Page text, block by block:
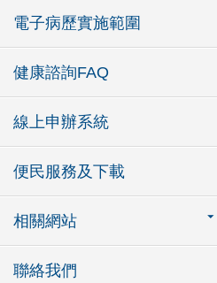
電子病歷實施範圍
健康諮詢FAQ
線上申辦系統
便民服務及下載
相關網站
聯絡我們